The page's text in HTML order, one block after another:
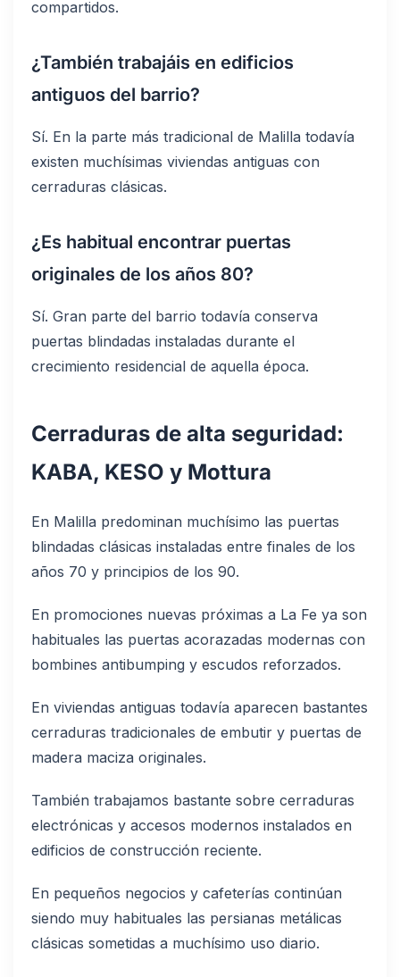
compartidos.
¿También trabajáis en edificios
antiguos del barrio?
Sí. En la parte más tradicional de Malilla todavía
existen muchísimas viviendas antiguas con
cerraduras clásicas.
¿Es habitual encontrar puertas
originales de los años 80?
Sí. Gran parte del barrio todavía conserva
puertas blindadas instaladas durante el
crecimiento residencial de aquella época.
Cerraduras de alta seguridad:
KABA, KESO y Mottura
En Malilla predominan muchísimo las puertas
blindadas clásicas instaladas entre finales de los
años 70 y principios de los 90.
En promociones nuevas próximas a La Fe ya son
habituales las puertas acorazadas modernas con
bombines antibumping y escudos reforzados.
En viviendas antiguas todavía aparecen bastantes
cerraduras tradicionales de embutir y puertas de
madera maciza originales.
También trabajamos bastante sobre cerraduras
electrónicas y accesos modernos instalados en
edificios de construcción reciente.
En pequeños negocios y cafeterías continúan
siendo muy habituales las persianas metálicas
clásicas sometidas a muchísimo uso diario.